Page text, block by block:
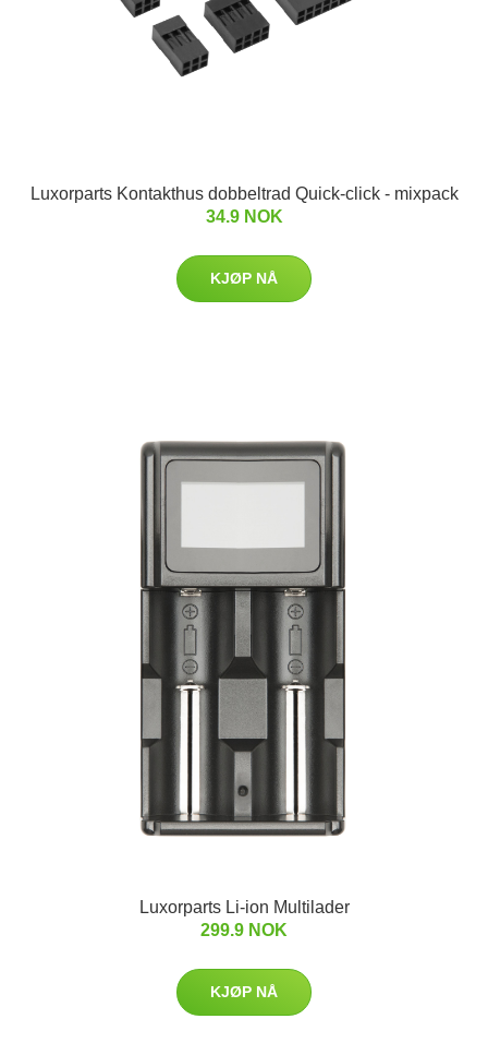
Luxorparts Kontakthus dobbeltrad Quick-click - mixpack
34.9 NOK
KJØP NÅ
Luxorparts Li-ion Multilader
299.9 NOK
KJØP NÅ